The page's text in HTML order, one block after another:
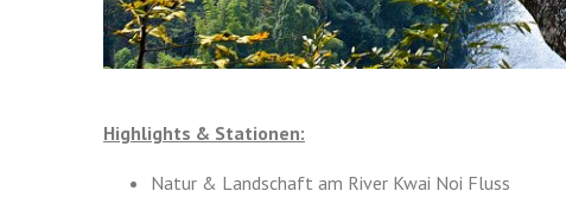
Highlights & Stationen:
Natur & Landschaft am River Kwai Noi Fluss